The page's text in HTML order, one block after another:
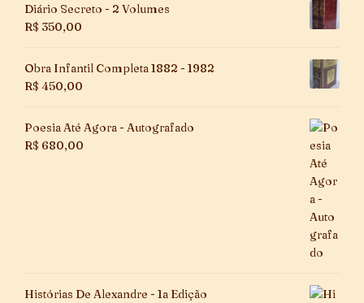
Diário Secreto - 2 Volumes
R$ 350,00
Obra Infantil Completa 1882 - 1982
R$ 450,00
Poesia Até Agora - Autografado
R$ 680,00
Histórias De Alexandre - 1a Edição